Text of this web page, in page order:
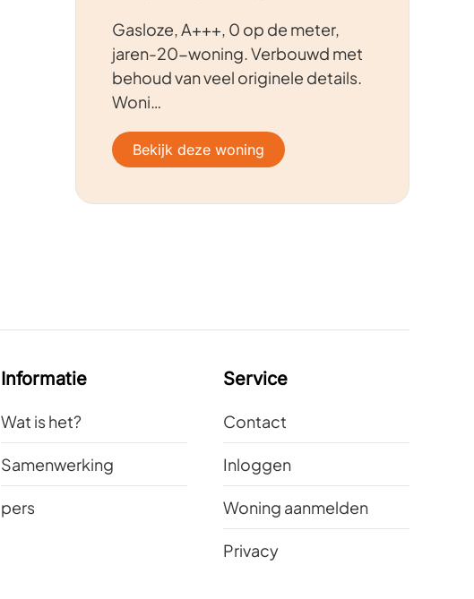
Gasloze, A+++, 0 op de meter,
jaren-20-woning. Verbouwd met
behoud van veel originele details.
Woni…
Bekijk deze woning
Informatie
Wat is het?
Samenwerking
pers
Service
Contact
Inloggen
Woning aanmelden
Privacy